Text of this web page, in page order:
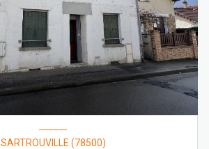
SARTROUVILLE (78500)